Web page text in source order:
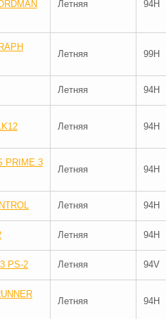
Летняя 94H
Летняя 99H
Летняя 94H
Летняя 94H
PRIME 3
Летняя 94H
Летняя 94H
Летняя 94H
PS-2 Летняя 94V
Летняя 94H